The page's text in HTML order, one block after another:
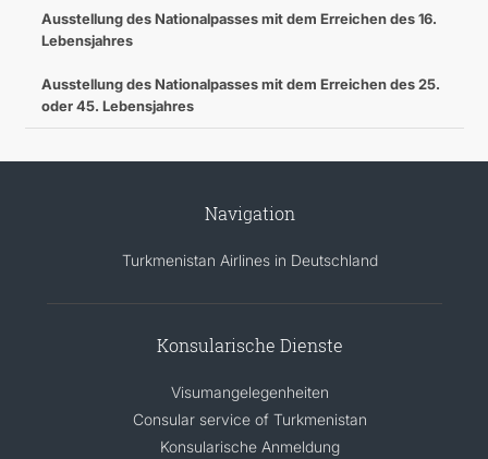
Ausstellung des Nationalpasses mit dem Erreichen des 16.
Lebensjahres
Ausstellung des Nationalpasses mit dem Erreichen des 25.
oder 45. Lebensjahres
Navigation
Turkmenistan Airlines in Deutschland
Konsularische Dienste
Visumangelegenheiten
Consular service of Turkmenistan
Konsularische Anmeldung